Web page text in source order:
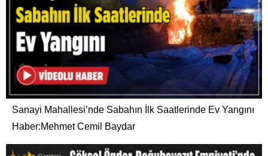
Sanayi Mahallesi’nde Sabahın İlk Saatlerinde Ev Yangını
Haber:Mehmet Cemil Baydar